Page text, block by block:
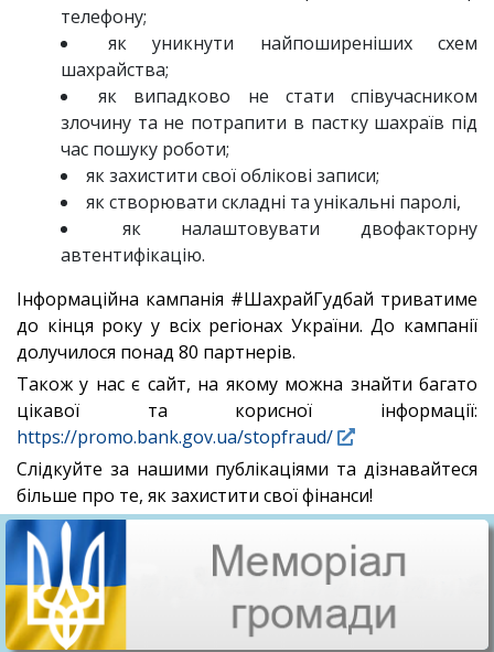
телефону;
як уникнути найпоширеніших схем
шахрайства;
як випадково не стати співучасником
злочину та не потрапити в пастку шахраїв під
час пошуку роботи;
як захистити свої облікові записи;
як створювати складні та унікальні паролі,
як налаштовувати двофакторну
автентифікацію.
Інформаційна кампанія #ШахрайГудбай триватиме
до кінця року у всіх регіонах України. До кампанії
долучилося понад 80 партнерів.
Також у нас є сайт, на якому можна знайти багато
цікавої та корисної інформації:
https://promo.bank.gov.ua/stopfraud/
Слідкуйте за нашими публікаціями та дізнавайтеся
більше про те, як захистити свої фінанси!